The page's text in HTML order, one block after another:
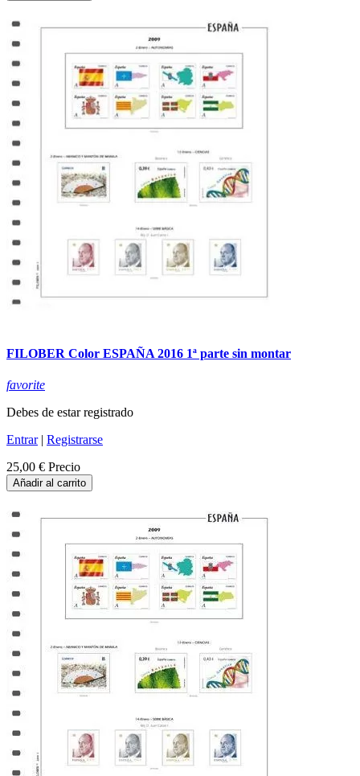
FILOBER Color ESPAÑA 2016 1ª parte sin montar
favorite
Debes de estar registrado
Entrar| Registrarse
25,00 € Precio
Añadir al carrito